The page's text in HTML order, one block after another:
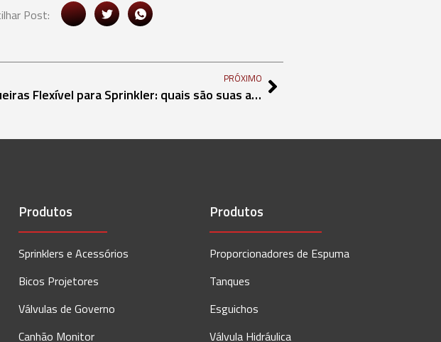
Post:
PRÓXIMO
Mangueiras Flexível para Sprinkler: quais são suas aplicaçõe
Produtos
Sprinklers e Acessórios
Bicos Projetores
Válvulas de Governo
Canhão Monitor
Produtos
Proporcionadores de Espuma
Tanques
Esguichos
Válvula Hidráulica